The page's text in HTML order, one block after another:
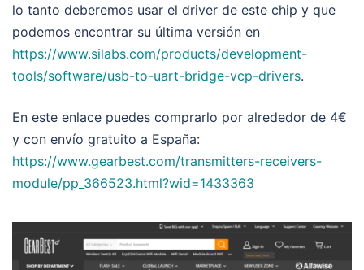
lo tanto deberemos usar el driver de este chip y que
podemos encontrar su última versión en
https://www.silabs.com/products/development-
tools/software/usb-to-uart-bridge-vcp-drivers.
En este enlace puedes comprarlo por alrededor de 4€
y con envío gratuito a España:
https://www.gearbest.com/transmitters-receivers-
module/pp_366523.html?wid=1433363